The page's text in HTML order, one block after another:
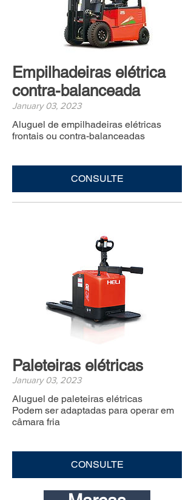
Empilhadeiras elétrica
contra-balanceada
January 03, 2023
Aluguel de empilhadeiras elétricas
frontais ou contra-balanceadas
CONSULTE
Paleteiras elétricas
January 03, 2023
Aluguel de paleteiras elétricas
Podem ser adaptadas para operar em
câmara fria
CONSULTE